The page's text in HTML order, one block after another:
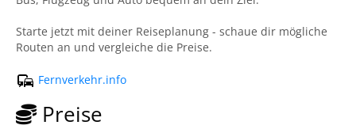
Starte jetzt mit deiner Reiseplanung - schaue dir mögliche
Routen an und vergleiche die Preise.
Fernverkehr.info
Preise